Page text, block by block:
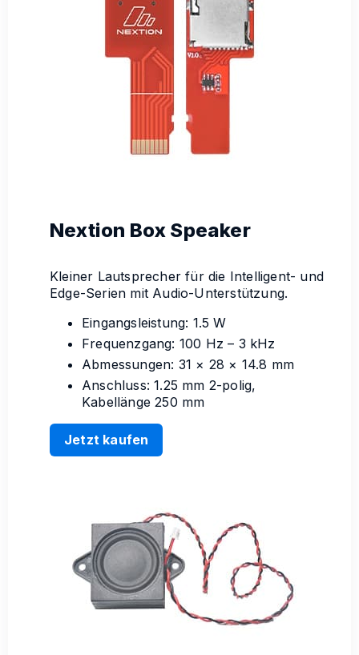
Nextion Box Speaker
Kleiner Lautsprecher für die Intelligent- und
Edge-Serien mit Audio-Unterstützung.
Eingangsleistung: 1.5 W
Frequenzgang: 100 Hz – 3 kHz
Abmessungen: 31 × 28 × 14.8 mm
Anschluss: 1.25 mm 2-polig,
Kabellänge 250 mm
Jetzt kaufen